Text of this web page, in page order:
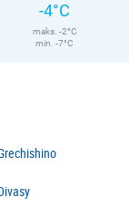
-4°C
maks. -2°C
min. -7°C